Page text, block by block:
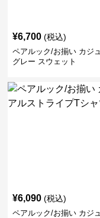
¥6,700 (税込)
ペアルック/お揃い カジ
グレー スウェット
¥6,090 (税込)
ペアルック/お揃い カジ